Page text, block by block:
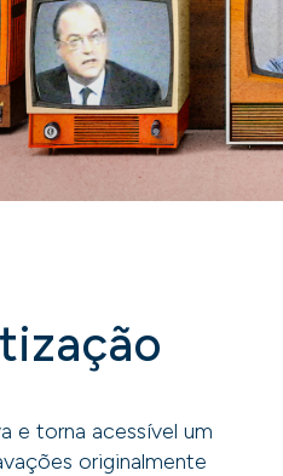
e torna acessível um
originalmente